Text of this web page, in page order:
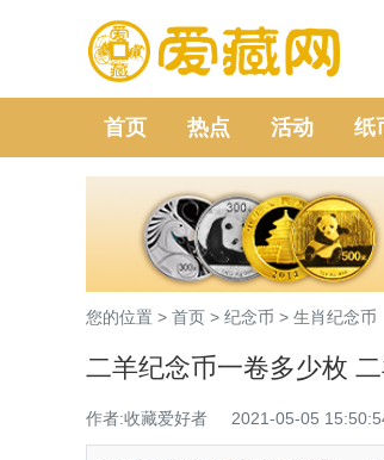
首页 热点 活动 纸
您的位置 > 首页 > 纪念币 > 生肖纪念币
二羊纪念币一卷多少枚
作者:收藏爱好者 2021-05-05